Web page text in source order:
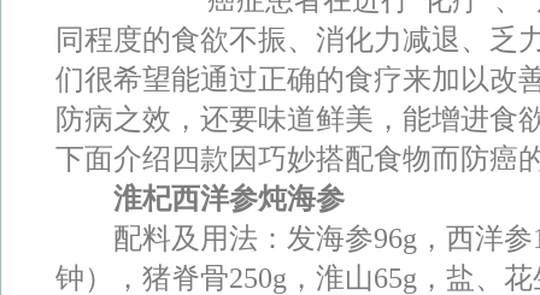
公告：闽医堂为 注册商标，涉及行业广泛，仿冒必究！ 闽医堂创始于
同程度的食欲不振、消化力减退、乏
们很希望能通过正确的食疗来加以改
防病之效，还要味道鲜美，能增进食
下面介绍四款因巧妙搭配食物而防癌
淮杞西洋参炖海参
配料及用法：发海参96g，西洋参
钟），猪脊骨250g，淮山65g，盐、